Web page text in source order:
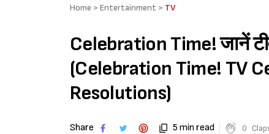
Home > Entertainment > TV
Celebration Time! जानें
(Celebration Time! TV
Resolutions)
Share 5 min read 0